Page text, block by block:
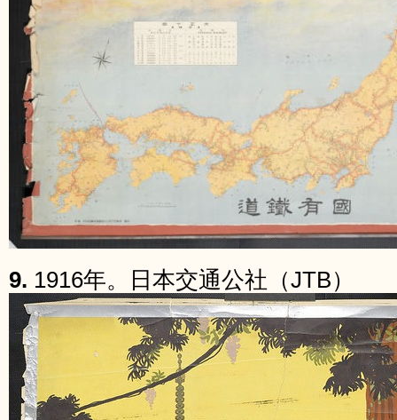
9. 1916年。日本交通公社（JTB）